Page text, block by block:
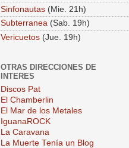
Sinfonautas (Mie. 21h)
Subterranea (Sab. 19h)
Vericuetos (Jue. 19h)
OTRAS DIRECCIONES DE
INTERES
Discos Pat
El Chamberlin
El Mar de los Metales
IguanaROCK
La Caravana
La Muerte Tenía un Blog